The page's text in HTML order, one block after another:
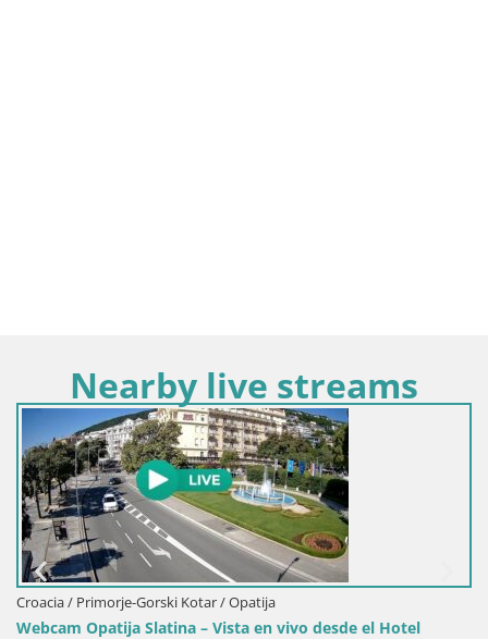
Nearby live streams
Croacia / Primorje-Gorski Kotar / Opatija
Webcam Opatija Slatina – Vista en vivo desde el Hotel